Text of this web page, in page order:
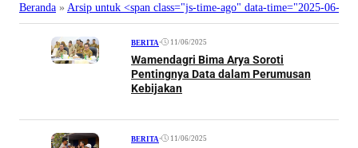
Beranda » Arsip untuk <span class="js-time-ago" data-time="2025-06-
BERITA • 11/06/2025
Wamendagri Bima Arya Soroti
Pentingnya Data dalam Perumusan
Kebijakan
BERITA • 11/06/2025